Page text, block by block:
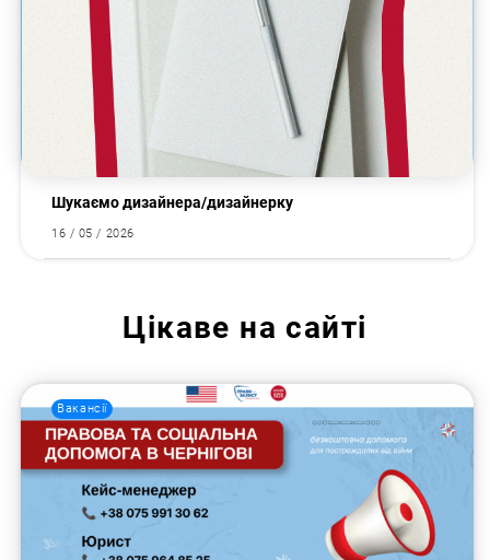
Шукаємо дизайнера/дизайнерку
16 / 05 / 2026
Цікаве на сайті
Вакансії